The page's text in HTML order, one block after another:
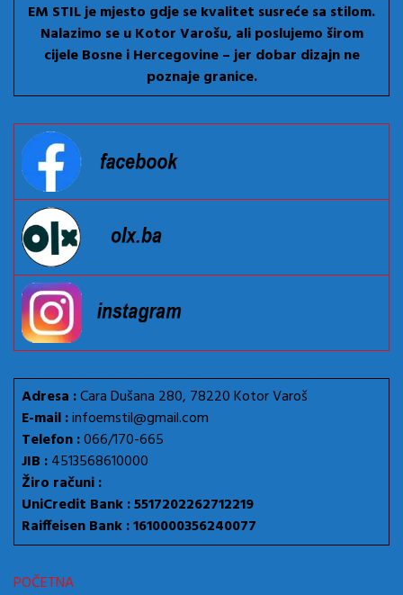
EM STIL je mjesto gdje se kvalitet susreće sa stilom.
Nalazimo se u Kotor Varošu, ali poslujemo širom
cijele Bosne i Hercegovine – jer dobar dizajn ne
poznaje granice.
Adresa :Cara Dušana 280, 78220 Kotor Varoš
E-mail :infoemstil@gmail.com
Telefon :066/170-665
JIB :4513568610000
Žiro računi :
UniCredit Bank : 5517202262712219
Raiffeisen Bank : 1610000356240077
POČETNA